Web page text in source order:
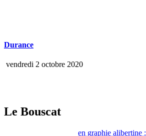
Durance
vendredi 2 octobre 2020
Le Bouscat
en graphie alibertine :